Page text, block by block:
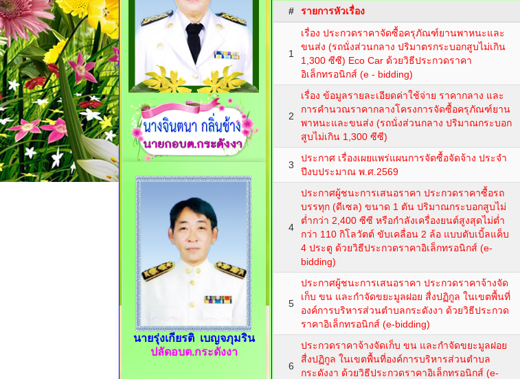
# รายการหัวเรื่อง
1
เรื่อง ประกวดราคาจัดซื้อครุภัณฑ์ยานพาหนะและ
ขนส่ง (รถนั่งส่วนกลาง ปริมาตรกระบอกสูบไม่เกิน
1,300 ซีซี) Eco Car ด้วยวิธีประกวดราคา
อิเล็กทรอนิกส์ (e - bidding)
2
เรื่อง ข้อมูลรายละเอียดค่าใช้จ่าย ราคากลาง และ
การคำนวณราคากลางโครงการจัดซื้อครุภัณฑ์ยาน
พาหนะและขนส่ง (รถนั่งส่วนกลาง ปริมาณกระบอก
สูบไม่เกิน 1,300 ซีซี)
3
ประกาศ เรื่องเผยแพร่แผนการจัดซื้อจัดจ้าง ประจำ
ปีงบประมาณ พ.ศ.2569
4
ประกาศผู้ชนะการเสนอราคา ประกวดราคาซื้อรถ
บรรทุก (ดีเซล) ขนาด 1 ตัน ปริมาณกระบอกสูบไม่
ต่ำกว่า 2,400 ซีซี หรือกำลังเครื่องยนต์สูงสุดไม่ต่ำ
กว่า 110 กิโลวัตต์ ขับเคลื่อน 2 ล้อ แบบดับเบิ้ลแค็บ
4 ประตู ด้วยวิธีประกวดราคาอิเล็กทรอนิกส์ (e-
bidding)
5
ประกาศผู้ชนะการเสนอราคา ประกวดราคาจ้างจัด
เก็บ ขน และกำจัดขยะมูลฝอย สื่งปฏิกูล ในเขตพื้นที่
องค์การบริหารส่วนตำบลกระดังงา ด้วยวิธีประกวด
ราคาอิเล็กทรอนิกส์ (e-bidding)
6
ประกวดราคาจ้างจัดเก็บ ขน และกำจัดขยะมูลฝอย
สื่งปฏิกูล ในเขตพื้นที่องค์การบริหารส่วนตำบล
กระดังงา ด้วยวิธีประกวดราคาอิเล็กทรอนิกส์ (e-
นายรุ่งเกียรติ เบญจภุมริน
ปลัดอบต.กระดังงา